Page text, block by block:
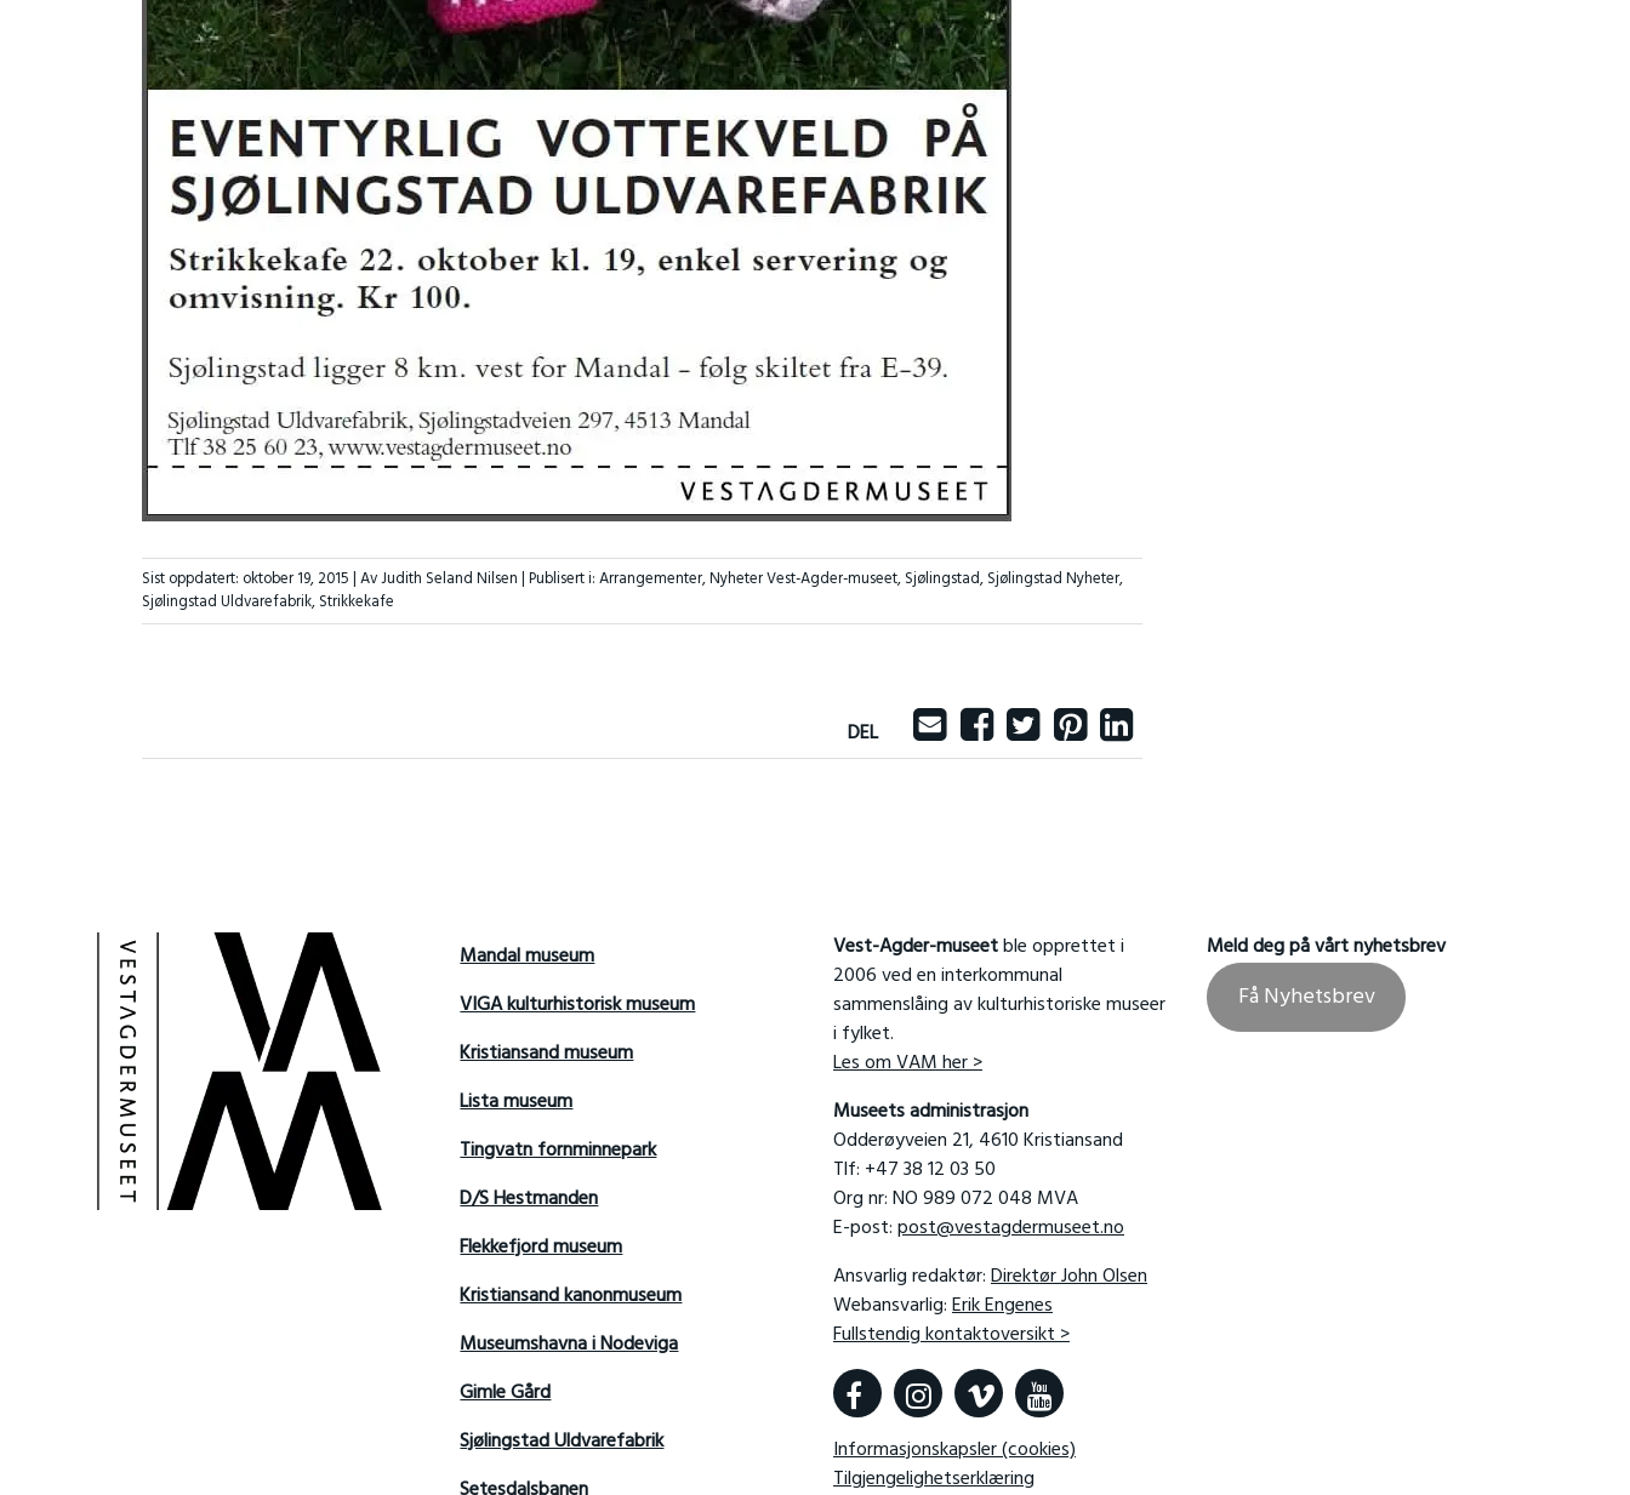
Sist oppdatert: oktober 19, 2015| Av Judith Seland Nilsen |Publisert i:Arrangementer,Nyheter Vest-Agder-museet,Sjølingstad,Sjølingstad Nyheter,
Sjølingstad Uldvarefabrik,Strikkekafe
DEL
Mandal museum
VIGA kulturhistorisk museum
Kristiansand museum
Lista museum
Tingvatn fornminnepark
D/S Hestmanden
Flekkefjord museum
Kristiansand kanonmuseum
Museumshavna i Nodeviga
Gimle Gård
Sjølingstad Uldvarefabrik
Vest-Agder-museetble opprettet i
2006 ved en interkommunal
sammenslåing av kulturhistoriske museer
i fylket.
Les om VAM her >
Museets administrasjon
Odderøyveien 21, 4610 Kristiansand
Tlf: +47 38 12 03 50
Org nr: NO 989 072 048 MVA
E-post:post@vestagdermuseet.no
Ansvarlig redaktør:Direktør John Olsen
Webansvarlig:Erik Engenes
Fullstendig kontaktoversikt >
Informasjonskapsler (cookies)
Tilgjengelighetserklæring
Meld deg på vårt nyhetsbrev
Få Nyhetsbrev